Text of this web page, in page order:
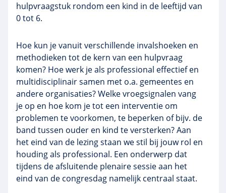
hulpvraagstuk rondom een kind in de leeftijd van
0 tot 6.
Hoe kun je vanuit verschillende invalshoeken en
methodieken tot de kern van een hulpvraag
komen? Hoe werk je als professional effectief en
multidisciplinair samen met o.a. gemeentes en
andere organisaties? Welke vroegsignalen vang
je op en hoe kom je tot een interventie om
problemen te voorkomen, te beperken of bijv. de
band tussen ouder en kind te versterken? Aan
het eind van de lezing staan we stil bij jouw rol en
houding als professional. Een onderwerp dat
tijdens de afsluitende plenaire sessie aan het
eind van de congresdag namelijk centraal staat.